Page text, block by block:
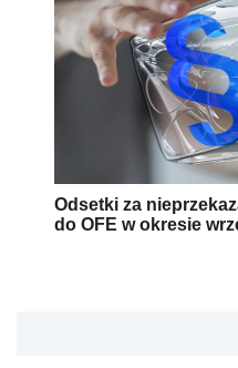
Odsetki za
do OFE w okresie